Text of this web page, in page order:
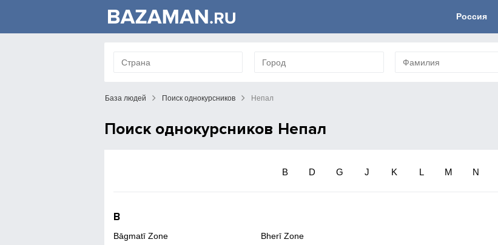
Россия
База людей Поиск однокурсников Непал
Поиск однокурсников Непал
B D G J K L M N
B
Bāgmatī Zone Bherī Zone